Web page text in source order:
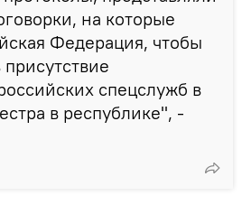
на которые
Федерация, чтобы
спецслужб в
в республике", -